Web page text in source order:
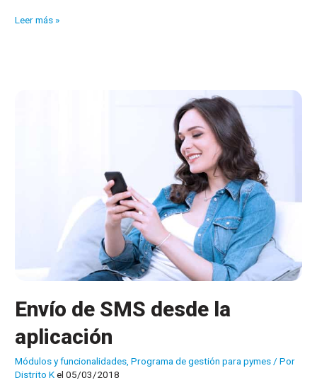
Emitir
Leer más »
Envío de SMS desde la
aplicación
Módulos y funcionalidades ,Programa de gestión para pymes / Por
Distrito Kel 05/03/2018